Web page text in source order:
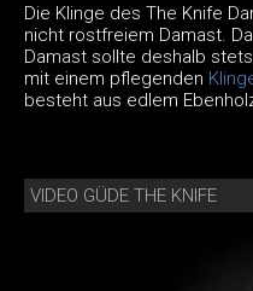
Die Klinge des The Knife
nicht rostfreiem Damast.
Damast sollte deshalb
mit einem pflegenden
besteht aus edlem
VIDEO GÜDE THE KNIFE